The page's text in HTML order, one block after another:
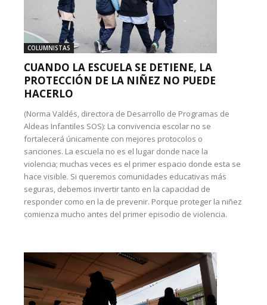
COLUMNISTAS
CUANDO LA ESCUELA SE DETIENE, LA
PROTECCIÓN DE LA NIÑEZ NO PUEDE
HACERLO
(Norma Valdés, directora de Desarrollo de Programas de
Aldeas Infantiles SOS): La convivencia escolar no se
fortalecerá únicamente con mejores protocolos o
sanciones. La escuela no es el lugar donde nace la
violencia; muchas veces es el primer espacio donde esta se
hace visible. Si queremos comunidades educativas más
seguras, debemos invertir tanto en la capacidad de
responder como en la de prevenir. Porque proteger la niñez
comienza mucho antes del primer episodio de violencia.